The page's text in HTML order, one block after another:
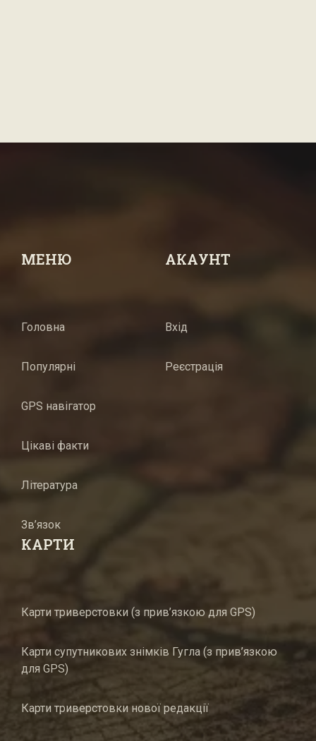
МЕНЮ
Головна
Популярні
GPS навігатор
Цікаві факти
Література
Зв’язок
АКАУНТ
Вхід
Реєстрація
КАРТИ
Карти триверстовки (з прив’язкою для GPS)
Карти супутникових знімків Гугла (з прив’язкою
для GPS)
Карти триверстовки нової редакції